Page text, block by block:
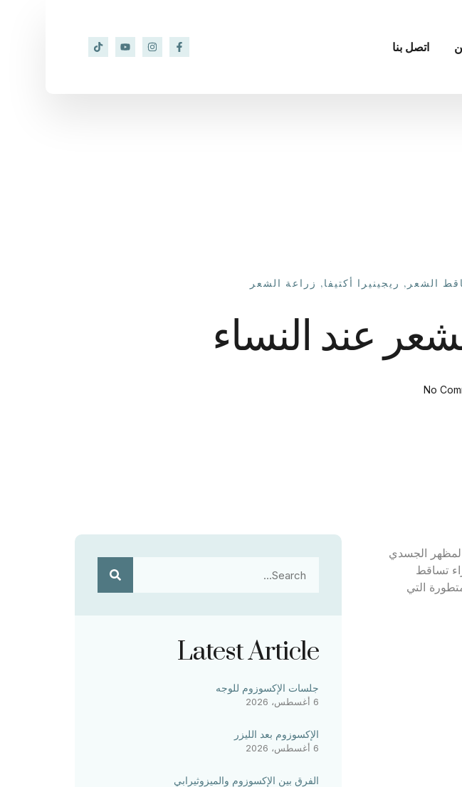
اتصل بنا
الشعر , ريجينيرا أكتيفا, زراعة الشعر
عند النساء
No
الجسدي
تساقط
التي
Latest Article
جلسات الإكسوزوم للوجه
6 أغسطس، 2026
الإكسوزوم بعد الليزر
6 أغسطس، 2026
الفرق بين الإكسوزوم والميزوثيرابي